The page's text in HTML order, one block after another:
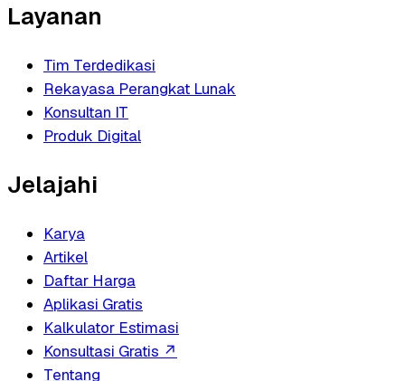
Layanan
Tim Terdedikasi
Rekayasa Perangkat Lunak
Konsultan IT
Produk Digital
Jelajahi
Karya
Artikel
Daftar Harga
Aplikasi Gratis
Kalkulator Estimasi
Konsultasi Gratis ↗
Tentang